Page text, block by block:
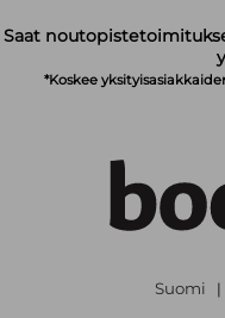
Saat
*Koskee
Suomi |